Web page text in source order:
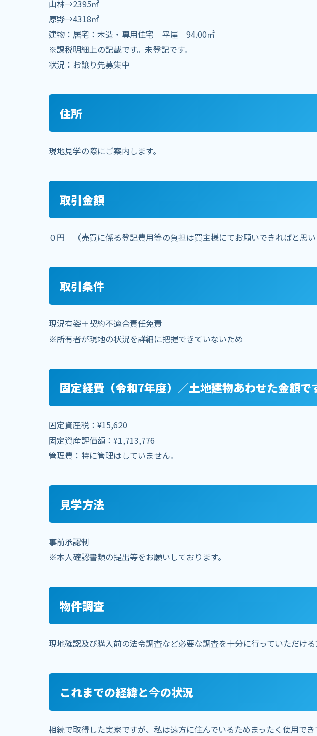
山林→2395㎡
原野→4318㎡
建物：居宅：木造・專用住宅 平屋 94.00㎡
※課税明細上の記載です。未登記です。
状況：お譲り先募集中
住所
現地見学の際にご案内します。
取引金額
０円 （売買に係る登記費用等の負担は買主様にてお願いできればと思い
取引条件
現況有姿＋契約不適合責任免責
※所有者が現地の状況を詳細に把握できていないため
固定経費（令和7年度）／土地建物あわせた金額で
固定資産税：¥15,620
固定資産評価額：¥1,713,776
管理費：特に管理はしていません。
見学方法
事前承認制
※本人確認書類の提出等をお願いしております。
物件調査
現地確認及び購入前の法令調査など必要な調査を十分に行っていただける
これまでの経緯と今の状況
相続で取得した実家ですが、私は遠方に住んでいるためまったく使用でき